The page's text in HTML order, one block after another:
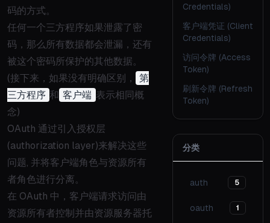
码的方式。
任何一个三方程序如果泄露了密
码，那么所有数据都会泄漏，还有
被这个密码所保护的其他数据。
(接下来，如果没有明确区别，
第
三方程序 和 客户端 表示相同概
念)
OAuth 通过引入授权层
(authorization layer)来解决这些
问题, 并将客户端角色与资源所有
者角色进行分离。
在 OAuth 中，客户端请求访问由
资源所有者控制并由资源服务器托
Credentials)
客户端凭证 (Client
Credentials)
访问令牌 (Access
Token)
刷新令牌 (Refresh
Token)
分类
auth 5
oauth 1